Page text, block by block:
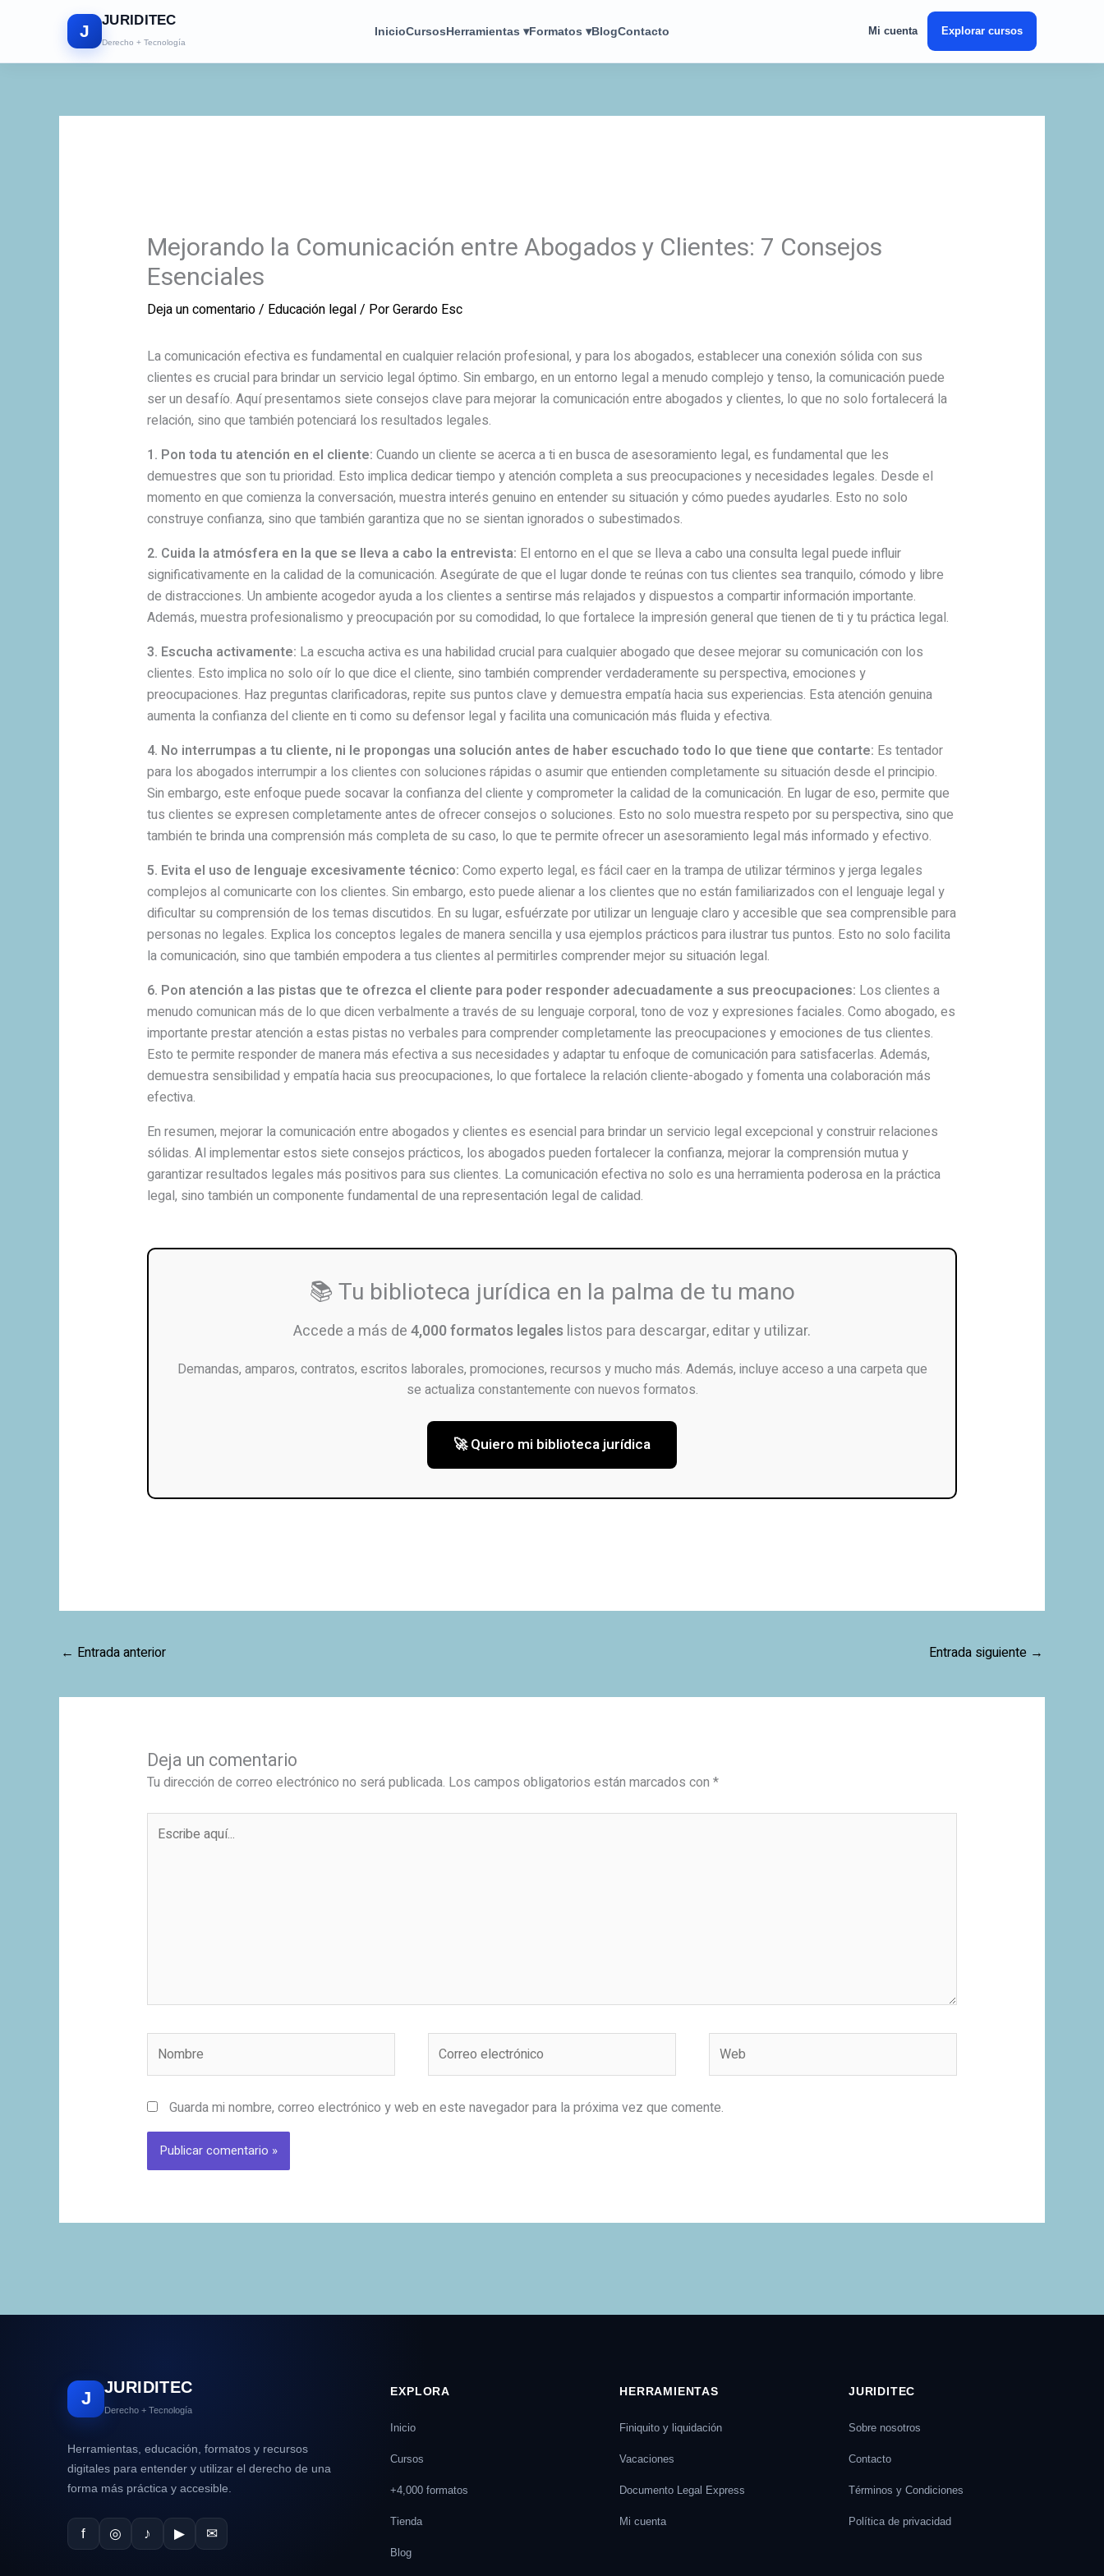
J
JURIDITEC
Derecho + Tecnología
InicioCursosHerramientas ▾Formatos ▾BlogContacto Mi cuenta Explorar cursos
Mejorando la Comunicación entre Abogados y Clientes: 7 Consejos
Esenciales
Deja un comentario/ Educación legal/ PorGerardo Esc
La comunicación efectiva es fundamental en cualquier relación profesional, y para los abogados, establecer una conexión sólida con sus
clientes es crucial para brindar un servicio legal óptimo. Sin embargo, en un entorno legal a menudo complejo y tenso, la comunicación puede
ser un desafío. Aquí presentamos siete consejos clave para mejorar la comunicación entre abogados y clientes, lo que no solo fortalecerá la
relación, sino que también potenciará los resultados legales.
1. Pon toda tu atención en el cliente: Cuando un cliente se acerca a ti en busca de asesoramiento legal, es fundamental que les
demuestres que son tu prioridad. Esto implica dedicar tiempo y atención completa a sus preocupaciones y necesidades legales. Desde el
momento en que comienza la conversación, muestra interés genuino en entender su situación y cómo puedes ayudarles. Esto no solo
construye confianza, sino que también garantiza que no se sientan ignorados o subestimados.
2. Cuida la atmósfera en la que se lleva a cabo la entrevista: El entorno en el que se lleva a cabo una consulta legal puede influir
significativamente en la calidad de la comunicación. Asegúrate de que el lugar donde te reúnas con tus clientes sea tranquilo, cómodo y libre
de distracciones. Un ambiente acogedor ayuda a los clientes a sentirse más relajados y dispuestos a compartir información importante.
Además, muestra profesionalismo y preocupación por su comodidad, lo que fortalece la impresión general que tienen de ti y tu práctica legal.
3. Escucha activamente: La escucha activa es una habilidad crucial para cualquier abogado que desee mejorar su comunicación con los
clientes. Esto implica no solo oír lo que dice el cliente, sino también comprender verdaderamente su perspectiva, emociones y
preocupaciones. Haz preguntas clarificadoras, repite sus puntos clave y demuestra empatía hacia sus experiencias. Esta atención genuina
aumenta la confianza del cliente en ti como su defensor legal y facilita una comunicación más fluida y efectiva.
4. No interrumpas a tu cliente, ni le propongas una solución antes de haber escuchado todo lo que tiene que contarte: Es tentador
para los abogados interrumpir a los clientes con soluciones rápidas o asumir que entienden completamente su situación desde el principio.
Sin embargo, este enfoque puede socavar la confianza del cliente y comprometer la calidad de la comunicación. En lugar de eso, permite que
tus clientes se expresen completamente antes de ofrecer consejos o soluciones. Esto no solo muestra respeto por su perspectiva, sino que
también te brinda una comprensión más completa de su caso, lo que te permite ofrecer un asesoramiento legal más informado y efectivo.
5. Evita el uso de lenguaje excesivamente técnico: Como experto legal, es fácil caer en la trampa de utilizar términos y jerga legales
complejos al comunicarte con los clientes. Sin embargo, esto puede alienar a los clientes que no están familiarizados con el lenguaje legal y
dificultar su comprensión de los temas discutidos. En su lugar, esfuérzate por utilizar un lenguaje claro y accesible que sea comprensible para
personas no legales. Explica los conceptos legales de manera sencilla y usa ejemplos prácticos para ilustrar tus puntos. Esto no solo facilita
la comunicación, sino que también empodera a tus clientes al permitirles comprender mejor su situación legal.
6. Pon atención a las pistas que te ofrezca el cliente para poder responder adecuadamente a sus preocupaciones: Los clientes a
menudo comunican más de lo que dicen verbalmente a través de su lenguaje corporal, tono de voz y expresiones faciales. Como abogado, es
importante prestar atención a estas pistas no verbales para comprender completamente las preocupaciones y emociones de tus clientes.
Esto te permite responder de manera más efectiva a sus necesidades y adaptar tu enfoque de comunicación para satisfacerlas. Además,
demuestra sensibilidad y empatía hacia sus preocupaciones, lo que fortalece la relación cliente-abogado y fomenta una colaboración más
efectiva.
En resumen, mejorar la comunicación entre abogados y clientes es esencial para brindar un servicio legal excepcional y construir relaciones
sólidas. Al implementar estos siete consejos prácticos, los abogados pueden fortalecer la confianza, mejorar la comprensión mutua y
garantizar resultados legales más positivos para sus clientes. La comunicación efectiva no solo es una herramienta poderosa en la práctica
legal, sino también un componente fundamental de una representación legal de calidad.
📚 Tu biblioteca jurídica en la palma de tu mano
Accede a más de4,000 formatos legales listos para descargar, editar y utilizar.
Demandas, amparos, contratos, escritos laborales, promociones, recursos y mucho más. Además, incluye acceso a una carpeta que
se actualiza constantemente con nuevos formatos.
🚀 Quiero mi biblioteca jurídica
← Entrada anterior Entrada siguiente →
Deja un comentario
Tu dirección de correo electrónico no será publicada. Los campos obligatorios están marcados con *
aquí...
electrónico
Guarda mi nombre, correo electrónico y web en este navegador para la próxima vez que comente.
J
JURIDITEC
Derecho + Tecnología
Herramientas, educación, formatos y recursos
digitales para entender y utilizar el derecho de una
forma más práctica y accesible.
f ◎ ♪ ▶ ✉
EXPLORA
Inicio
Cursos
+4,000 formatos
Tienda
Blog
HERRAMIENTAS
Finiquito y liquidación
Vacaciones
Documento Legal Express
Mi cuenta
JURIDITEC
Sobre nosotros
Contacto
Términos y Condiciones
Política de privacidad